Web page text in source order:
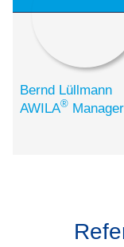
Bernd Lüllmann
AWILA®